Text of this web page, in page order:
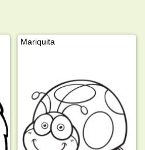
Mariquita